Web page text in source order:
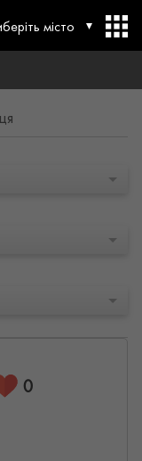
місто
0